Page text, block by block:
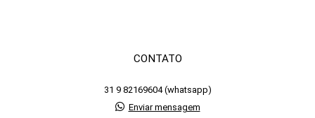
CONTATO
31 9 82169604 (whatsapp)
Enviar mensagem